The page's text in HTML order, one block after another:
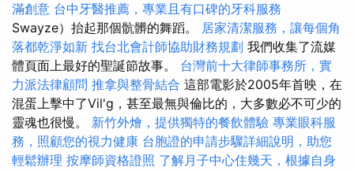
滿創意 台中牙醫推薦，專業且有口碑的牙科服務
Swayze）抬起那個骯髒的舞蹈。 居家清潔服務，讓每個角
落都乾淨如新 找台北會計師協助財務規劃 我們收集了流媒
體頁面上最好的聖誕節故事。 台灣前十大律師事務所，實
力派法律顧問 推拿與整骨結合 這部電影於2005年首映，在
混蛋上擊中了Vil'g，甚至最無與倫比的，大多數必不可少的
靈魂也很慢。 新竹外燴，提供獨特的餐飲體驗 專業眼科服
務，照顧您的視力健康 台胞證的申請步驟詳細說明，助您
輕鬆辦理 按摩師資格證照 了解月子中心住幾天，根據自身